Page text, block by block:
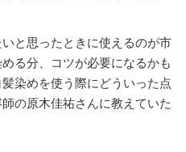
と思ったときに使えるのが市
る分、コツが必要になるかも
染めを使う際にどういった点
の原木佳祐さんに教えていた